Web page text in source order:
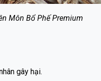
Môn Bổ Phế Premium
gây hại.